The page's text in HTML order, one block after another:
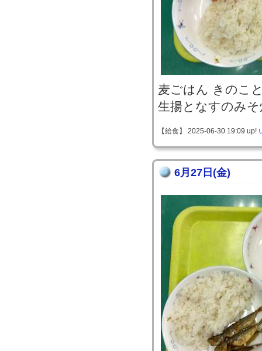
麦ごはん きのこ
生揚となすのみ
【給食】 2025-06-30 19:09 up!
6月27日(金)